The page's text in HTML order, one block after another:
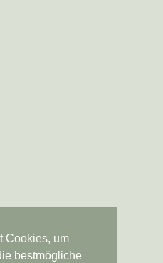
Cookies, um
bestmögliche